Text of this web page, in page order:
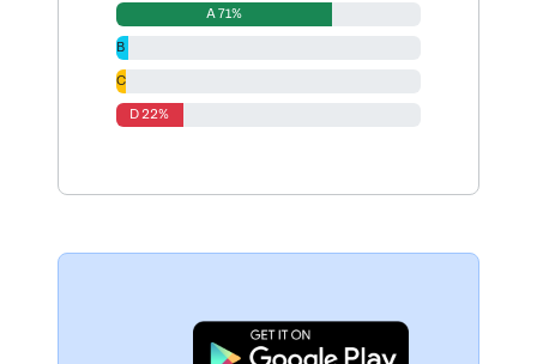
A 71%
B 4%
C 3%
D 22%